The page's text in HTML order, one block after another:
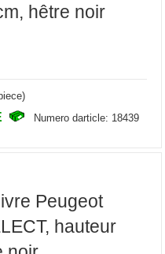
hêtre noir
Numero darticle: 18439
Peugeot
hauteur